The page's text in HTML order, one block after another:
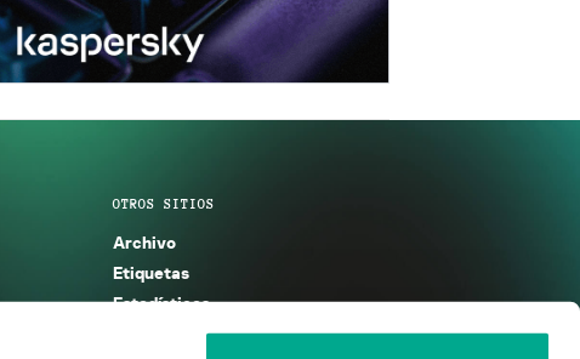
OTROS SITIOS
Archivo
Etiquetas
Estadísticas
Enciclopedia